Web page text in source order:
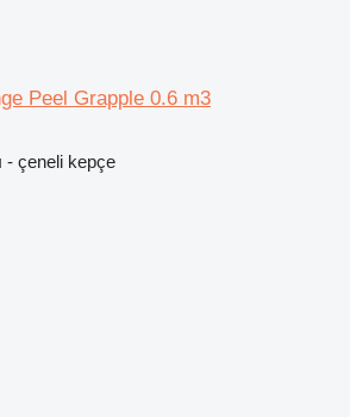
Peel Grapple 0.6 m3
- çeneli kepçe